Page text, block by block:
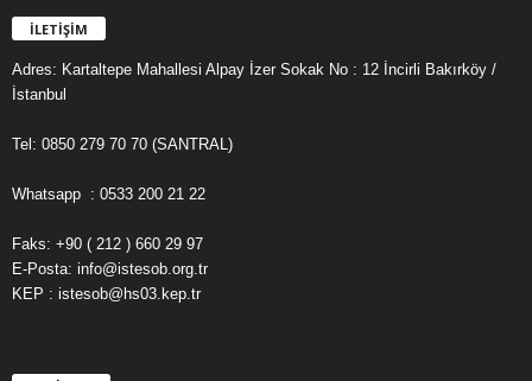
İLETİŞİM
Adres: Kartaltepe Mahallesi Alpay İzer Sokak No : 12 İncirli Bakırköy /
İstanbul
Tel: 0850 279 70 70 (SANTRAL)
Whatsapp : 0533 200 21 22
Faks: +90 ( 212 ) 660 29 97
E-Posta: info@istesob.org.tr
KEP : istesob@hs03.kep.tr